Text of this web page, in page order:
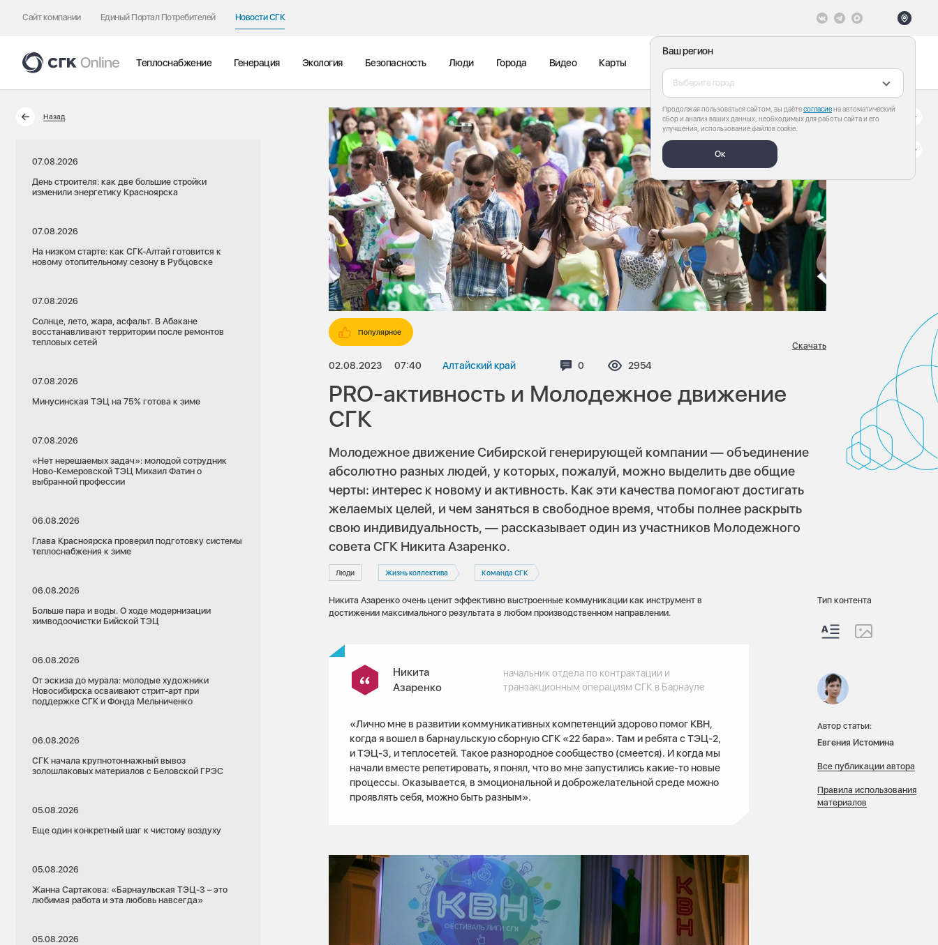
Сайт компании Единый Портал Потребителей Новости СГК
Ваш регион
Выберите город
Продолжая пользоваться сайтом, вы даётесогласиена автоматический
сбор и анализ ваших данных, необходимых для работы сайта и его
улучшения, использование файлов cookie.
Ок
Теплоснабжение Генерация Экология Безопасность Люди Города Видео Карты
Назад
07.08.2026
День строителя: как две большие стройки
изменили энергетику Красноярска
07.08.2026
На низком старте: как СГК-Алтай готовится к
новому отопительному сезону в Рубцовске
07.08.2026
Солнце, лето, жара, асфальт. В Абакане
восстанавливают территории после ремонтов
тепловых сетей
07.08.2026
Минусинская ТЭЦ на 75% готова к зиме
07.08.2026
«Нет нерешаемых задач»: молодой сотрудник
Ново-Кемеровской ТЭЦ Михаил Фатин о
выбранной профессии
06.08.2026
Глава Красноярска проверил подготовку системы
теплоснабжения к зиме
06.08.2026
Больше пара и воды. О ходе модернизации
химводоочистки Бийской ТЭЦ
06.08.2026
От эскиза до мурала: молодые художники
Новосибирска осваивают стрит-арт при
поддержке СГК и Фонда Мельниченко
06.08.2026
СГК начала крупнотоннажный вывоз
золошлаковых материалов с Беловской ГРЭС
05.08.2026
Еще один конкретный шаг к чистому воздуху
05.08.2026
Жанна Сартакова: «Барнаульская ТЭЦ-3 – это
любимая работа и эта любовь навсегда»
05.08.2026
Популярное
02.08.2023 07:40 Алтайский край Комментариев:
0 Просмотров:
2954
Скачать
PRO-активность и Молодежное движение
СГК
Молодежное движение Сибирской генерирующей компании — объединение
абсолютно разных людей, у которых, пожалуй, можно выделить две общие
черты: интерес к новому и активность. Как эти качества помогают достигать
желаемых целей, и чем заняться в свободное время, чтобы полнее раскрыть
свою индивидуальность, — рассказывает один из участников Молодежного
совета СГК Никита Азаренко.
Люди Жизнь коллектива Команда СГК
Никита Азаренко очень ценит эффективно выстроенные коммуникации как инструмент в
достижении максимального результата в любом производственном направлении.
Никита
Азаренко
начальник отдела по контрактации и
транзакционным операциям СГК в Барнауле
«Лично мне в развитии коммуникативных компетенций здорово помог КВН,
когда я вошел в барнаульскую сборную СГК «22 бара». Там и ребята с ТЭЦ-2,
и ТЭЦ-3, и теплосетей. Такое разнородное сообщество (смеется). И когда мы
начали вместе репетировать, я понял, что во мне запустились какие-то новые
процессы. Оказывается, в эмоциональной и доброжелательной среде можно
проявлять себя, можно быть разным».
Тип контента
Автор статьи:
Евгения Истомина
Все публикации автора
Правила использования
материалов